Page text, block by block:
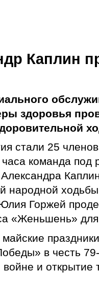
Каплин
здоровья
стали 25
команда под
народной
Горжей
«Женьшень» для
в честь
и открытие